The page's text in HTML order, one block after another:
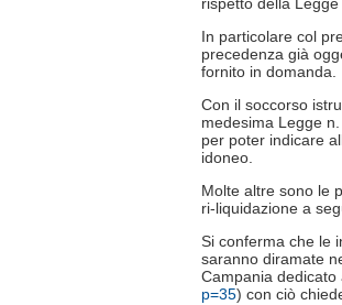
In particolare col
precedenza già
fornito in domanda.
Con il soccorso
medesima Legge
per poter indicare
idoneo.
Molte altre sono le
ri-liquidazione a
Si conferma che le
saranno diramate
Campania dedicato
p=35) con ciò